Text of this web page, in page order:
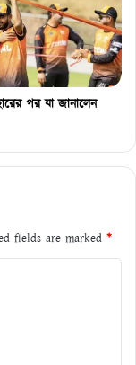
পর যা জানালেন
fields are marked *